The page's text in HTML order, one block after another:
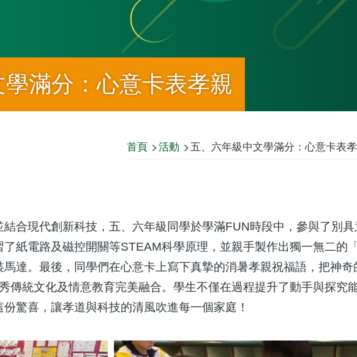
滿分：心意卡表孝親
首頁 活動 五、六年級中文學滿分：心意卡表
合現代創新科技，五、六年級同學於學滿FUN時段中，參與了別
紙電路及磁控開關等STEAM科學原理，並親手製作出獨一無二的
達。最後，同學們在心意卡上寫下真摯的消暑孝親祝福語，把神
傳統文化及情意教育完美融合。學生不僅在過程提升了動手與探究
驚喜，讓孝道與科技的清風吹進每一個家庭！